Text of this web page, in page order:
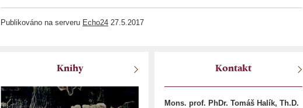
Publikováno na serveru Echo24 27.5.2017
Knihy Kontakt
Mons. prof. PhDr. Tomáš Halík, Th.D.